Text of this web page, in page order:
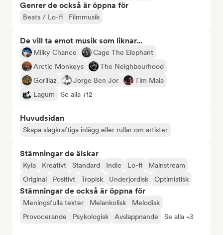
Genrer de också är öppna för
Beats / Lo-fi Filmmusik
De vill ta emot musik som liknar...
Milky Chance
Cage The Elephant
Arctic Monkeys
The Neighbourhood
Gorillaz
Jorge Ben Jor
Tim Maia
Lagum
Se alla +12
Huvudsidan
Skapa slagkraftiga inlägg eller rullar om artister
Stämningar de älskar
Kyla Kreativt Standard Indie Lo-fi
Mainstream
Original
Positivt Tropisk Underjordisk Optimistisk
Stämningar de också är öppna för
Meningsfulla texter Melankolisk
Melodisk
Provocerande
Psykologisk Avslappnande Se alla +3